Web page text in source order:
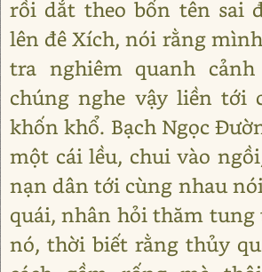
rồi dắt theo bốn tên sai
lên đê Xích, nói rằng
tra nghiêm quanh
chúng nghe vậy liền tới
khốn khổ. Bạch Ngọc
một cái lều, chui vào
nạn dân tới cùng nhau
quái, nhân hỏi thăm tung
nó, thời biết rằng thủy